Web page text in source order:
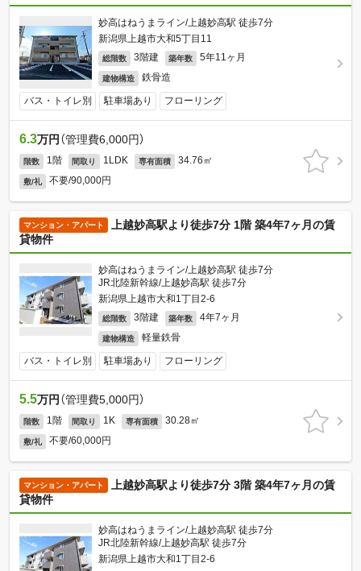
妙高はねうまライン/上越妙高駅 徒歩7分
新潟県上越市大和5丁目11
総階数 3階建 築年数 5年11ヶ月
建物構造 鉄骨造
バス・トイレ別 駐車場あり フローリング
6.3万円 （管理費6,000円）
階数 1階 間取り 1LDK 専有面積 34.76㎡
敷/礼 不要/90,000円
マンション・アパート
上越妙高駅より徒歩7分 1階 築4年7ヶ月の賃
貸物件
妙高はねうまライン/上越妙高駅 徒歩7分
JR北陸新幹線/上越妙高駅 徒歩7分
新潟県上越市大和1丁目2-6
総階数 3階建 築年数 4年7ヶ月
建物構造 軽量鉄骨
バス・トイレ別 駐車場あり フローリング
5.5万円 （管理費5,000円）
階数 1階 間取り 1K 専有面積 30.28㎡
敷/礼 不要/60,000円
マンション・アパート
上越妙高駅より徒歩7分 3階 築4年7ヶ月の賃
貸物件
妙高はねうまライン/上越妙高駅 徒歩7分
JR北陸新幹線/上越妙高駅 徒歩7分
新潟県上越市大和1丁目2-6